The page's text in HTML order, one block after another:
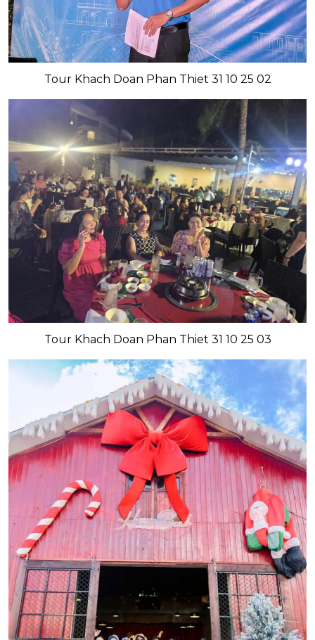
Tour Khach Doan Phan Thiet 31 10 25 02
Tour Khach Doan Phan Thiet 31 10 25 03